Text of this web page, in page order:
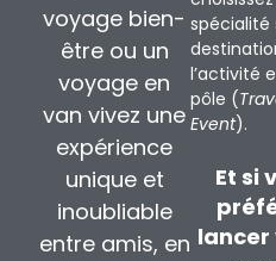
voyage bien-
être ou un
voyage en
van vivez une
expérience
unique et
inoubliable
entre amis, en
spécialité
l’activité
pôle (
Event).
Et si
lancer